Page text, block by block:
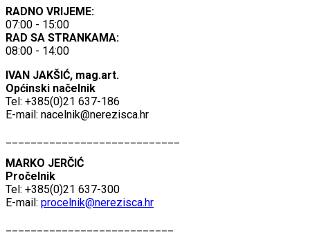
RADNO VRIJEME:
07:00 - 15:00
RAD SA STRANKAMA:
08:00 - 14:00
IVAN JAKŠIĆ, mag.art.
Općinski načelnik
Tel: +385(0)21 637-186
E-mail: nacelnik@nerezisca.hr
MARKO JERČIĆ
Pročelnik
Tel: +385(0)21 637-300
E-mail: procelnik@nerezisca.hr